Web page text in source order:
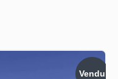
Vendu